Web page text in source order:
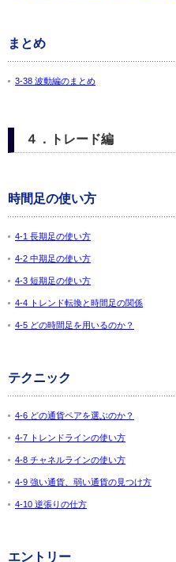
まとめ
3-38 波動編のまとめ
４．トレード編
時間足の使い方
4-1 長期足の使い方
4-2 中期足の使い方
4-3 短期足の使い方
4-4 トレンド転換と時間足の関係
4-5 どの時間足を用いるのか？
テクニック
4-6 どの通貨ペアを選ぶのか？
4-7 トレンドラインの使い方
4-8 チャネルラインの使い方
4-9 強い通貨、弱い通貨の見つけ方
4-10 逆張りの仕方
エントリー